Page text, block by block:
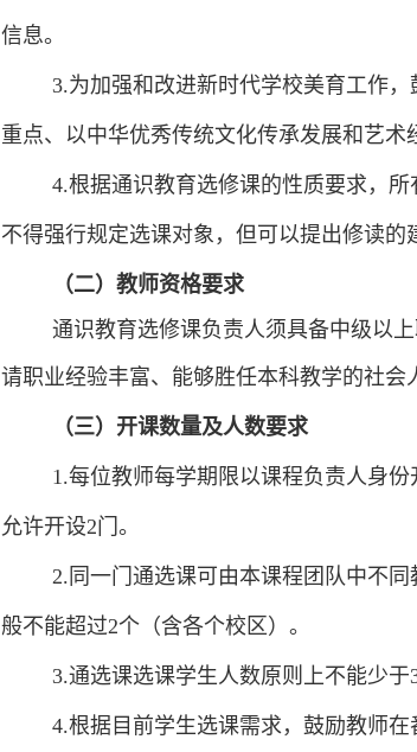
信息。
3.为加强和改进新时代学校美育工作
重点、以中华优秀传统文化传承发展和艺术
4.根据通识教育选修课的性质要求，
不得强行规定选课对象，但可以提出修读的
（二）教师资格要求
通识教育选修课负责人须具备中级以
请职业经验丰富、 能够胜任本科教学的社会
（三）开课数量及人数要求
1.每位教师每学期限以课程负责人身份
允许开设2门。
2. 同一门通选课可由本课程团队中不
般不能超过2个（含各个校区）。
3.通选课选课学生人数原则上不能少于
4.根据目前学生选课需求， 鼓励教师在